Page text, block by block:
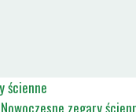
ścienne
Nowoczesne zegary